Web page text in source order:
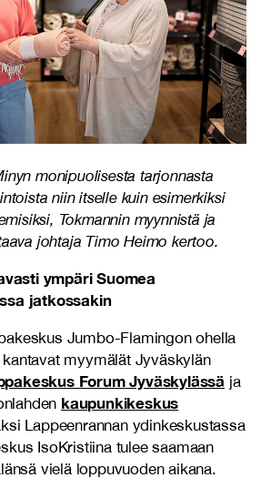
monipuolisesta tarjonnasta
niin itselle kuin esimerkiksi
Tokmannin myynnistä ja
johtaja Timo Heimo kertoo.
ympäri Suomea
jatkossakin
Jumbo-Flamingon ohella
myymälät Jyväskylän
Forum Jyväskylässä ja
kaupunkikeskus
Lappeenrannan ydinkeskustassa
IsoKristiina tulee saamaan
vielä loppuvuoden aikana.